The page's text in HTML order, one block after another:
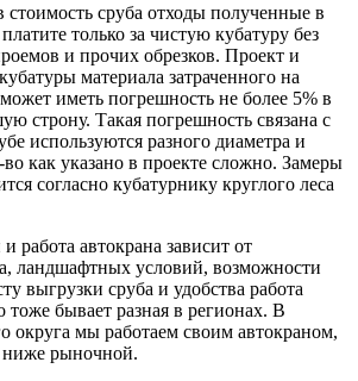
сруба отходы полученные в
только за чистую кубатуру без
и прочих обрезков. Проект и
материала затраченного на
иметь погрешность не более 5% в
строну. Такая погрешность связана с
используются разного диаметра и
во как указано в проекте сложно. Замеры
согласно кубатурнику круглого леса
работа автокрана зависит от
ландшафтных условий, возможности
выгрузки сруба и удобства работа
тоже бывает разная в регионах. В
округа мы работаем своим автокраном,
ниже рыночной.